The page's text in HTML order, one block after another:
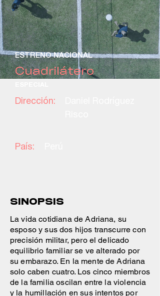
ESTRENO NACIONAL
Cuadrilátero
Dirección:
País:
SINOPSIS
La vida cotidiana de Adriana, su
esposo y sus dos hijos transcurre con
precisión militar, pero el delicado
equilibrio familiar se ve alterado por
su embarazo. En la mente de Adriana
solo caben cuatro. Los cinco miembros
de la familia oscilan entre la violencia
y la humillación en sus intentos por